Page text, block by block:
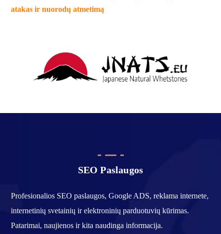
atakas ir nuorodų atmetimą
SEO Paslaugos
Profesionalios SEO paslaugos, Google ADS, reklama internete,
internetinių svetainių ir elektroninių parduotuvių kūrimas.
Patarimai, naujienos ir kita naudinga informacija.